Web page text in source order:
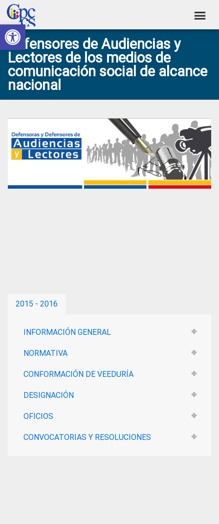
Abrir barra de herramientas
Skip
to
primary
navigation
Skip
to
main
content
Skip
to
primary
sidebar
Skip
to
footer
Consejo
de
Participación
Ciudadana
y
Social
Construyendo
Poder
Ciudadano
Defensores de Audiencias y
Lectores de los medios de
comunicación social de alcance
nacional
2015 - 2016
INFORMACIÓN GENERAL
NORMATIVA
CONFORMACIÓN DE VEEDURÍA
DESIGNACIÓN
OFICIOS
CONVOCATORIAS Y RESOLUCIONES